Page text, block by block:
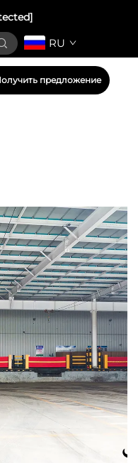
RU
предложение